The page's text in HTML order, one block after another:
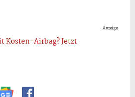
Anzeige
Kosten-Airbag? Jetzt